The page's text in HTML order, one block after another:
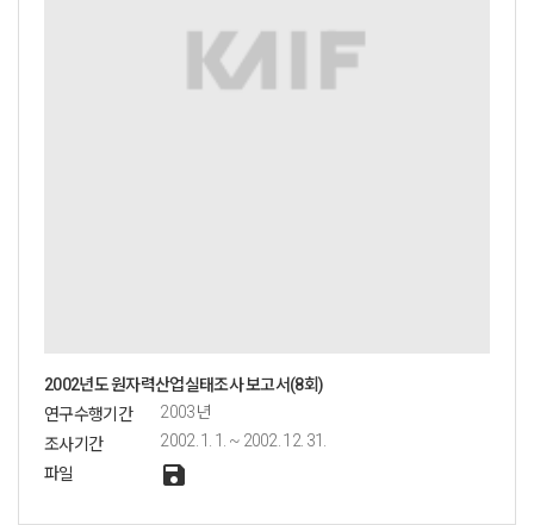
2002년도 원자력산업실태조사 보고서(8회)
연구수행기간
2003년
조사기간
2002. 1. 1. ~ 2002. 12. 31.
파일
save